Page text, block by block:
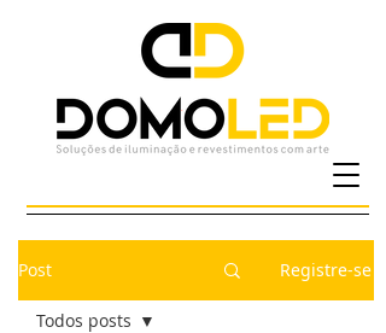
Post Registre-se
Todos posts